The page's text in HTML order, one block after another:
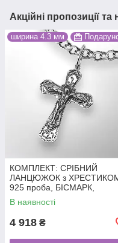
Акційні пропозиції та
ширина 4.3 мм
КОМПЛЕКТ: СРІБНИЙ
ЛАНЦЮЖОК з
925 проба, БІСМАРК,
чорніння, 11.5 г + 2 г, 55 см
В наявності
4 918 ₴